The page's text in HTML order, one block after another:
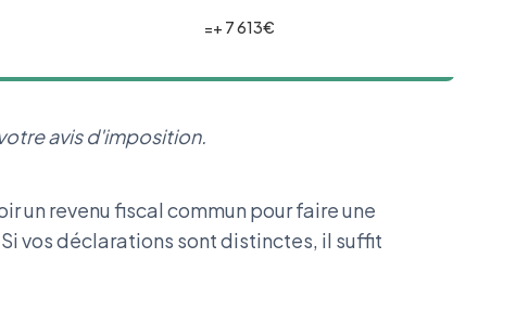
=+ 7 613€
avis d'imposition.
un revenu fiscal commun pour faire une
vos déclarations sont distinctes, il suffit